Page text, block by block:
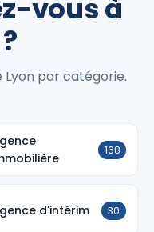
vous à
par catégorie.
168
d'intérim 30